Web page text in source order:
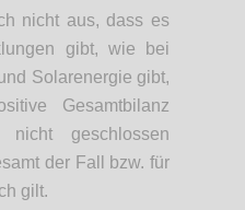
nicht aus, dass es
gibt, wie bei
Solarenergie gibt,
Gesamtbilanz
geschlossen
der Fall bzw. für
gilt.